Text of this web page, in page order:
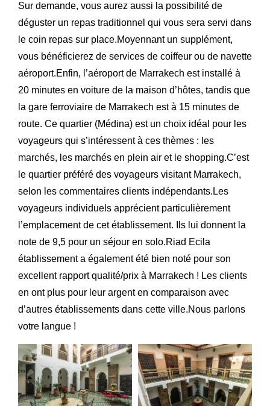
Sur demande, vous aurez aussi la possibilité de
déguster un repas traditionnel qui vous sera servi dans
le coin repas sur place.Moyennant un supplément,
vous bénéficierez de services de coiffeur ou de navette
aéroport.Enfin, l’aéroport de Marrakech est installé à
20 minutes en voiture de la maison d’hôtes, tandis que
la gare ferroviaire de Marrakech est à 15 minutes de
route. Ce quartier (Médina) est un choix idéal pour les
voyageurs qui s’intéressent à ces thèmes : les
marchés, les marchés en plein air et le shopping.C’est
le quartier préféré des voyageurs visitant Marrakech,
selon les commentaires clients indépendants.Les
voyageurs individuels apprécient particulièrement
l’emplacement de cet établissement. Ils lui donnent la
note de 9,5 pour un séjour en solo.Riad Ecila
établissement a également été bien noté pour son
excellent rapport qualité/prix à Marrakech ! Les clients
en ont plus pour leur argent en comparaison avec
d’autres établissements dans cette ville.Nous parlons
votre langue !